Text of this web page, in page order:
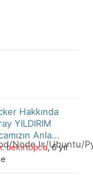
NodeJs/Ubuntu/
Hakkında
YILDIRIM
Anla...
bekirtopcu, 6 yıl